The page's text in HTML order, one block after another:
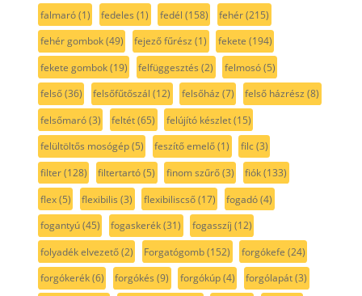
falmaró(1) fedeles (1) fedél (158) fehér(215)
fehér gombok(49) fejező fűrész (1) fekete (194)
fekete gombok(19) felfüggesztés (2) felmosó(5)
felső(36) felsőfűtőszál (12) felsőház (7) felső házrész (8)
felsőmaró(3) feltét(65) felújító készlet(15)
felültöltős mosógép(5) feszítő emelő(1) filc(3)
filter(128) filtertartó(5) finom szűrő(3) fiók(133)
flex(5) flexibilis (3) flexibiliscső(17) fogadó(4)
fogantyú(45) fogaskerék(31) fogasszíj (12)
folyadék elvezető(2) Forgatógomb(152) forgókefe (24)
forgókerék(6) forgókés (9) forgókúp(4) forgólapát(3)